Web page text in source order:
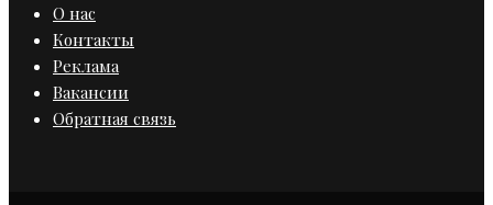
О нас
Контакты
Реклама
Вакансии
Обратная связь